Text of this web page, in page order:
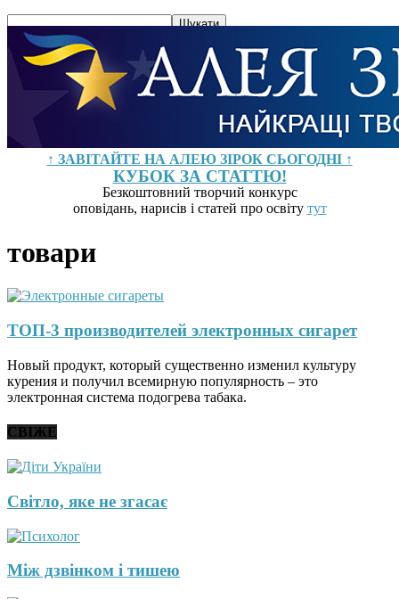
↑ ЗАВІТАЙТЕ НА АЛЕЮ ЗІРОК СЬОГОДНІ ↑
КУБОК ЗА СТАТТЮ!
Безкоштовний творчий конкурс
оповідань, нарисів і статей про освіту тут
товари
ТОП-3 производителей электронных сигарет
Новый продукт, который существенно изменил культуру
курения и получил всемирную популярность – это
электронная система подогрева табака.
СВІЖЕ
Світло, яке не згасає
Між дзвінком і тишею